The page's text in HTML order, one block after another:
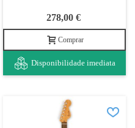
278,00 €
Comprar
Disponibilidade imediata